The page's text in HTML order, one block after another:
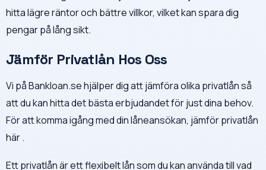
hitta lägre räntor och bättre villkor, vilket kan spara dig
pengar på lång sikt.
Jämför Privatlån Hos Oss
Vi på Bankloan.se hjälper dig att jämföra olika privatlån så
att du kan hitta det bästa erbjudandet för just dina behov.
För att komma igång med din låneansökan, jämför privatlån
här .
Ett privatlån är ett flexibelt lån som du kan använda till vad